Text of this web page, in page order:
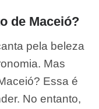
de Maceió?
pela beleza
Mas
Essa é
No entanto,